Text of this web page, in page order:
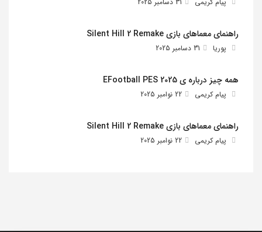
راهنمای معماهای بازی Silent Hill 2 Remake
پوریا 31 دسامبر 2025
همه چیز درباره ی EFootball PES 2025
پیام کریمی 22 نوامبر 2025
راهنمای معماهای بازی Silent Hill 2 Remake
پیام کریمی 22 نوامبر 2025